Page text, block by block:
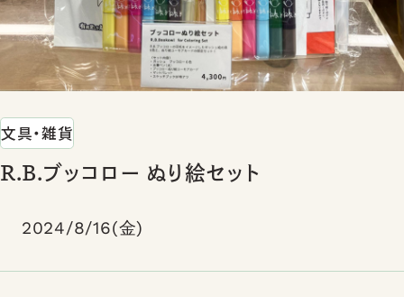
文具・雑貨
R.B.ブッコロー ぬり絵セット
2024/8/16(金)